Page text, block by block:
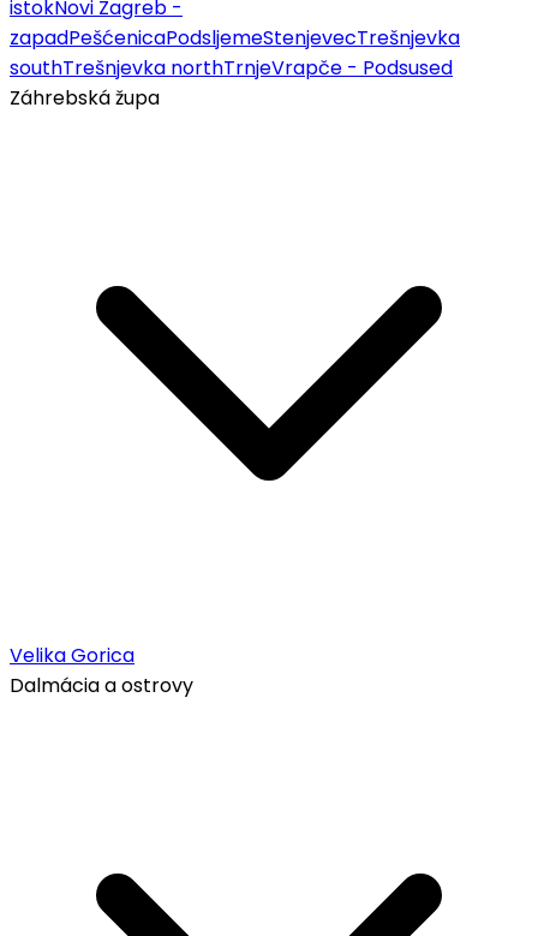
istokNovi Zagreb -
zapadPešćenicaPodsljemeStenjevecTrešnjevka
southTrešnjevka northTrnjeVrapče - Podsused
Záhrebská župa
Velika Gorica
Dalmácia a ostrovy